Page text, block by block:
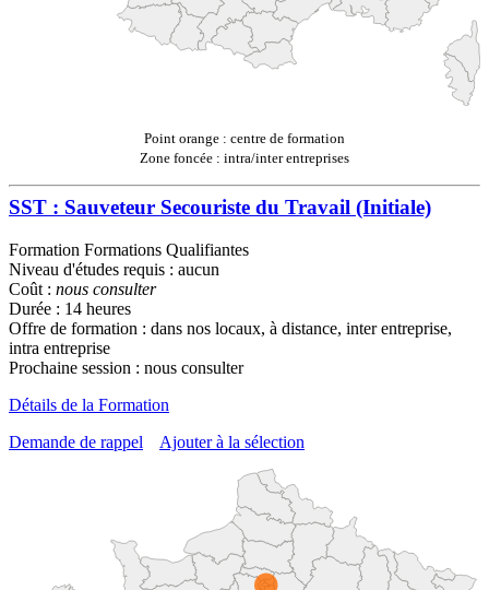
Point orange : centre de formation
Zone foncée : intra/inter entreprises
SST : Sauveteur Secouriste du Travail (Initiale)
Formation Formations Qualifiantes
Niveau d'études requis : aucun
Coût : nous consulter
Durée : 14 heures
Offre de formation : dans nos locaux, à distance, inter entreprise,
intra entreprise
Prochaine session : nous consulter
Détails de la Formation
Demande de rappel
Ajouter à la sélection